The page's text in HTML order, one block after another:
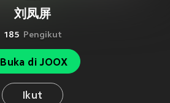
刘凤屏
185 Pengikut
Buka di JOOX
Ikut